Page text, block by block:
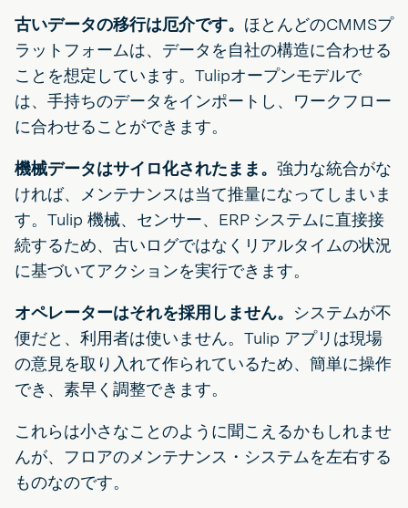
古いデータの移行は厄介です。 ほとんどのCMMSプ
ラットフォームは、データを自社の構造に合わせる
ことを想定しています。Tulipオープンモデルで
は、手持ちのデータをインポートし、ワークフロー
に合わせることができます。
機械データはサイロ化されたまま。 強力な統合がな
ければ、メンテナンスは当て推量になってしまいま
す。Tulip 機械、センサー、ERP システムに直接接
続するため、古いログではなくリアルタイムの状況
に基づいてアクションを実行できます。
オペレーターはそれを採用しません。 システムが不
便だと、利用者は使いません。Tulip アプリは現場
の意見を取り入れて作られているため、簡単に操作
でき、素早く調整できます。
これらは小さなことのように聞こえるかもしれませ
んが、フロアのメンテナンス・システムを左右する
ものなのです。